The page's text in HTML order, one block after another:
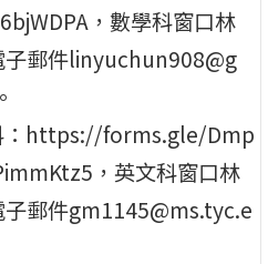
，數學科窗口林
子郵件linyuchun908@g
：https://forms.gle/Dmp
，英文科窗口林
子郵件gm1145@ms.tyc.e